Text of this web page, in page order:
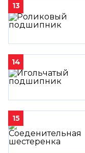
13
14
15